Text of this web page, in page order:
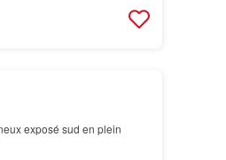
exposé sud en plein